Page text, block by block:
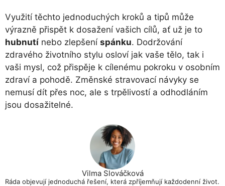
Využití těchto jednoduchých kroků a tipů může
výrazně přispět k dosažení vašich cílů, ať už je to
hubnutí nebo zlepšení spánku. Dodržování
zdravého životního stylu osloví jak vaše tělo, tak i
vaši mysl, což přispěje k cílenému pokroku v osobním
zdraví a pohodě. Změnské stravovací návyky se
nemusí dít přes noc, ale s trpělivostí a odhodláním
jsou dosažitelné.
Vilma Slováčková
Ráda objevují jednoduchá řešení, která zpříjemňují každodenní život.